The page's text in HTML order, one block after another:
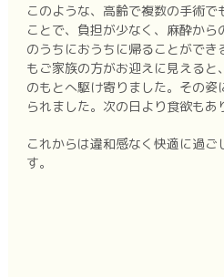
このような、高齢で複数の手術で
ことで、負担が少なく、麻酔から
のうちにおうちに帰ることがで
もご家族の方がお迎えに見えると
のもとへ駆け寄りました。その姿
られました。次の日より食欲もあ
これからは違和感なく快適に過
す。